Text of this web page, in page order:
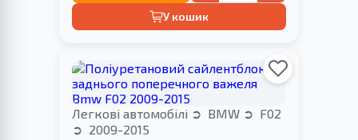
У кошик
Легкові автомобілі BMW
F02
2009-2015